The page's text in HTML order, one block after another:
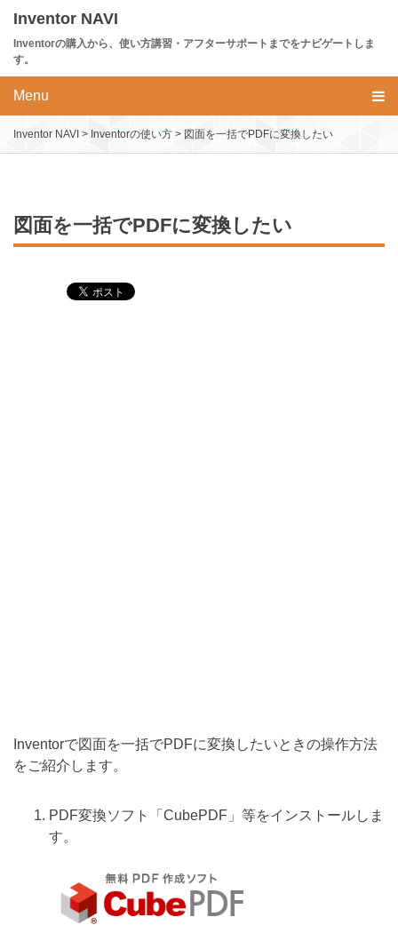
content
Inventor NAVI
Inventorの購入から、使い方講習・アフターサポートまでをナビゲートしま
す。
Menu
Inventor NAVI > Inventorの使い方 > 図面を一括でPDFに変換したい
図面を一括でPDFに変換したい
Inventorで図面を一括でPDFに変換したいときの操作方法
をご紹介します。
PDF変換ソフト「CubePDF」等をインストールしま
す。